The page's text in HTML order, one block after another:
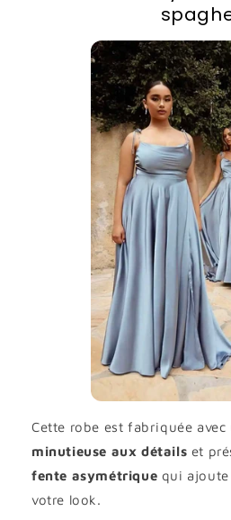
Cette robe est fabriquée
minutieuse aux détails et
fente asymétrique qui
votre look.